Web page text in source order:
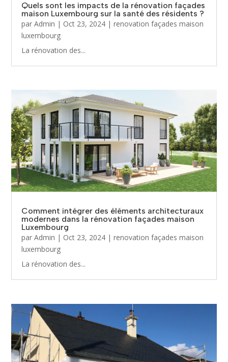
Quels sont les impacts de la rénovation façades
maison Luxembourg sur la santé des résidents ?
parAdmin | Oct 23, 2024 |renovation façades maison
luxembourg
La rénovation des...
Comment intégrer des éléments architecturaux
modernes dans la rénovation façades maison
Luxembourg
parAdmin | Oct 23, 2024 |renovation façades maison
luxembourg
La rénovation des...